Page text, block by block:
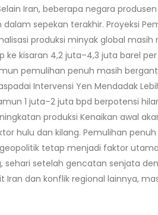
Iran, beberapa negara
sepekan terakhir. Proyeksi
produksi minyak global
kisaran 4,2 juta–4,3 juta barel
pemulihan penuh masih
Intervensi Yen Mendadak
1 juta–2 juta bpd berpotensi
produksi Kenaikan awal
hulu dan kilang. Pemulihan
tetap menjadi faktor
setelah gencatan senjata
dan konflik regional lainnya,